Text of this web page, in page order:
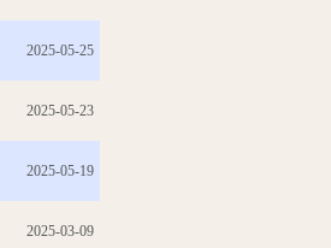
2025-05-25
2025-05-23
2025-05-19
2025-03-09